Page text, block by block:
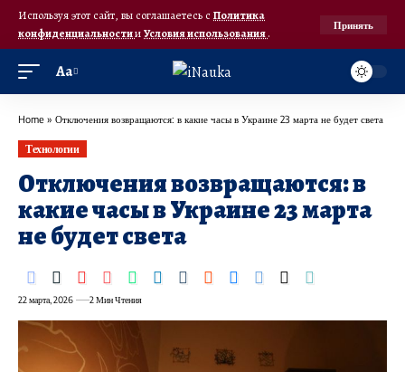
Используя этот сайт, вы соглашаетесь с Политика
конфиденциальностииУсловия использования.
Принять
Аа
Home » Отключения возвращаются: в какие часы в Украине 23 марта не будет света
Технологии
Отключения возвращаются: в
какие часы в Украине 23 марта
не будет света
22 марта, 2026 2 Мин Чтения